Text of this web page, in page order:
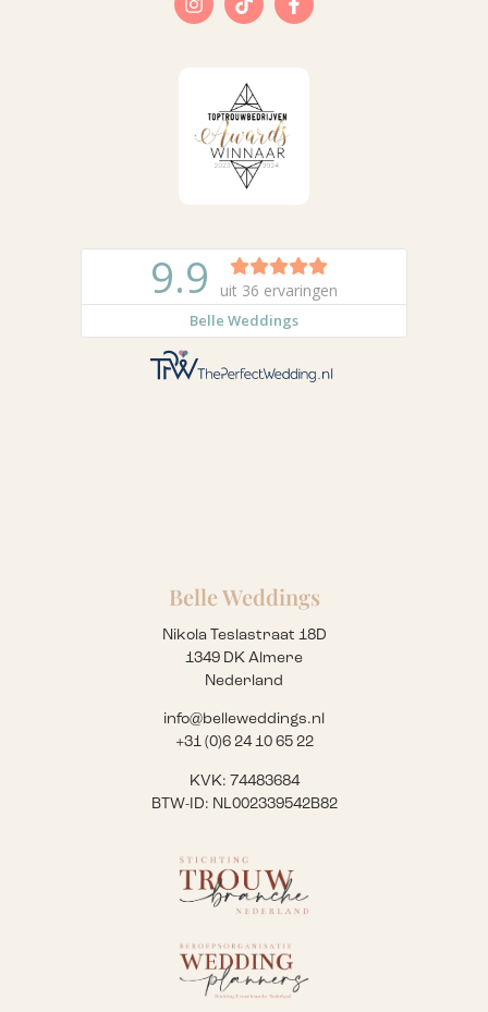
Belle Weddings
Nikola Teslastraat 18D
1349 DK Almere
Nederland
info@belleweddings.nl
+31 (0)6 24 10 65 22
KVK: 74483684
BTW-ID: NL002339542B82